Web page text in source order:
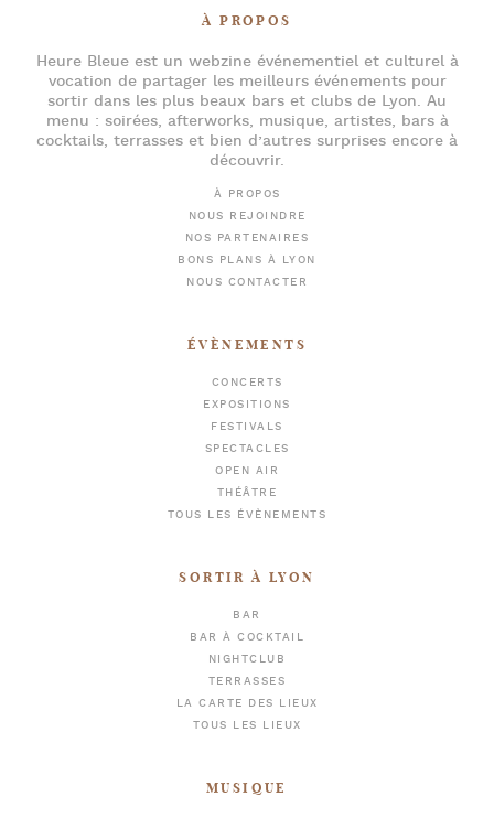
À PROPOS
Heure Bleueest un webzine événementiel et culturel à
vocation de partager les meilleurs événements pour
sortir dans les plus beaux bars et clubs de Lyon. Au
menu : soirées, afterworks, musique, artistes, bars à
cocktails, terrasses et bien d’autres surprises encore à
découvrir.
À PROPOS
NOUS REJOINDRE
NOS PARTENAIRES
BONS PLANS À LYON
NOUS CONTACTER
ÉVÈNEMENTS
CONCERTS
EXPOSITIONS
FESTIVALS
SPECTACLES
OPEN AIR
THÉÂTRE
TOUS LES ÉVÈNEMENTS
SORTIR À LYON
BAR
BAR À COCKTAIL
NIGHTCLUB
TERRASSES
LA CARTE DES LIEUX
TOUS LES LIEUX
MUSIQUE